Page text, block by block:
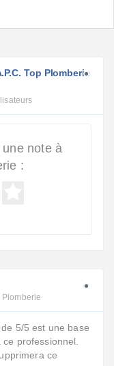
Top Plomberie
note à
:
Plomberie
5/5 est une base
professionnel.
ce